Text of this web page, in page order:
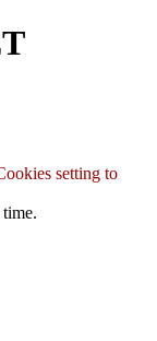
setting to